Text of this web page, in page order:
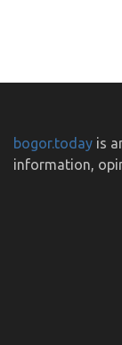
bogor.today is
information,